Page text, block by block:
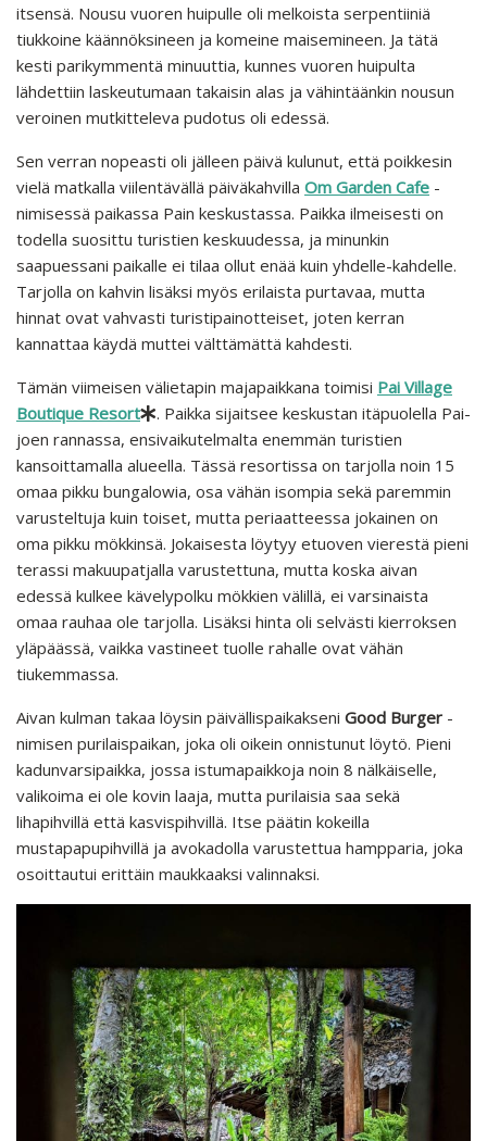
itsensä. Nousu vuoren huipulle oli melkoista serpentiiniä
tiukkoine käännöksineen ja komeine maisemineen. Ja tätä
kesti parikymmentä minuuttia, kunnes vuoren huipulta
lähdettiin laskeutumaan takaisin alas ja vähintäänkin nousun
veroinen mutkitteleva pudotus oli edessä.
Sen verran nopeasti oli jälleen päivä kulunut, että poikkesin
vielä matkalla viilentävällä päiväkahvilla Om Garden Cafe -
nimisessä paikassa Pain keskustassa. Paikka ilmeisesti on
todella suosittu turistien keskuudessa, ja minunkin
saapuessani paikalle ei tilaa ollut enää kuin yhdelle-kahdelle.
Tarjolla on kahvin lisäksi myös erilaista purtavaa, mutta
hinnat ovat vahvasti turistipainotteiset, joten kerran
kannattaa käydä muttei välttämättä kahdesti.
Tämän viimeisen välietapin majapaikkana toimisi Pai Village
Boutique Resort
. Paikka sijaitsee keskustan itäpuolella Pai-
joen rannassa, ensivaikutelmalta enemmän turistien
kansoittamalla alueella. Tässä resortissa on tarjolla noin 15
omaa pikku bungalowia, osa vähän isompia sekä paremmin
varusteltuja kuin toiset, mutta periaatteessa jokainen on
oma pikku mökkinsä. Jokaisesta löytyy etuoven vierestä pieni
terassi makuupatjalla varustettuna, mutta koska aivan
edessä kulkee kävelypolku mökkien välillä, ei varsinaista
omaa rauhaa ole tarjolla. Lisäksi hinta oli selvästi kierroksen
yläpäässä, vaikka vastineet tuolle rahalle ovat vähän
tiukemmassa.
Aivan kulman takaa löysin päivällispaikakseni Good Burger -
nimisen purilaispaikan, joka oli oikein onnistunut löytö. Pieni
kadunvarsipaikka, jossa istumapaikkoja noin 8 nälkäiselle,
valikoima ei ole kovin laaja, mutta purilaisia saa sekä
lihapihvillä että kasvispihvillä. Itse päätin kokeilla
mustapapupihvillä ja avokadolla varustettua hampparia, joka
osoittautui erittäin maukkaaksi valinnaksi.